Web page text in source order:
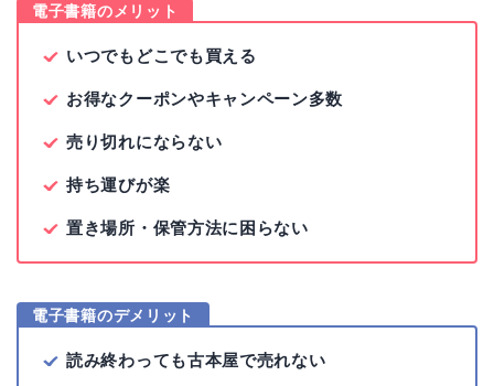
電子書籍のメリット
いつでもどこでも買える
お得なクーポンやキャンペーン多数
売り切れにならない
持ち運びが楽
置き場所・保管方法に困らない
電子書籍のデメリット
読み終わっても古本屋で売れない